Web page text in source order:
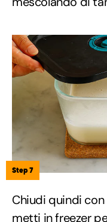
Step 7
Chiudi quindi
metti in freezer